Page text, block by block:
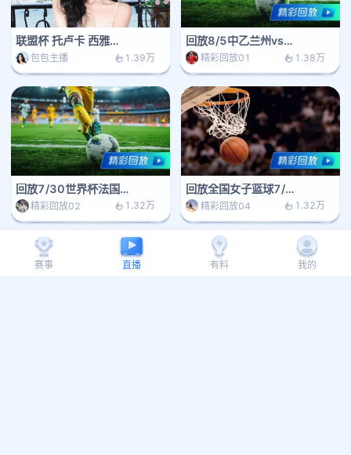
联盟杯 托卢卡 西雅图海湾人
包包主播 1.39万
回放8/5中乙兰州vs北京
精彩回放01 1.38万
回放7/30世界杯法国vs英格兰
精彩回放02 1.32万
回放全国女子篮球7/28山东vs新疆
精彩回放04 1.32万
赛事 直播 有料 我的